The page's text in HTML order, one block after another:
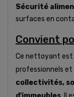
Sécurité
surfaces en
Convient
Ce nettoyant est
professionnels
collectivités,